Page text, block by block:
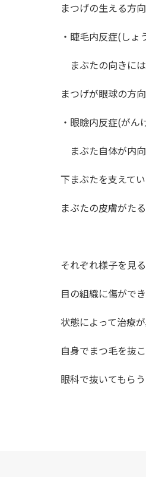
まつげの生える方
・睫毛内反症(しょ
まぶたの向きに
まつげが眼球の方
・眼瞼内反症(がん
まぶた自体が内向
下まぶたを支えて
まぶたの皮膚がた
それぞれ様子を見
目の組織に傷がで
状態によって治療が
自身でまつ毛を抜
眼科で抜いてもら